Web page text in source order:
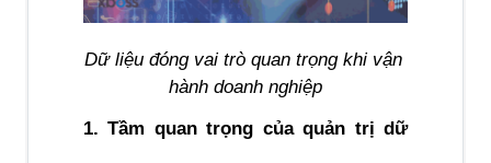
Dữ liệu đóng vai trò quan trọng khi vận
hành doanh nghiệp
1. Tầm quan trọng của quản trị dữ